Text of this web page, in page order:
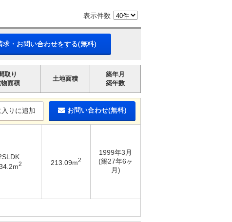
表示件数
求・お問い合わせをする(無料)
取り
面積
土地面積
築年月
築年数
入りに追加 お問い合わせ(無料)
2 213.09m2
1999年3月
(築27年6ヶ
月)